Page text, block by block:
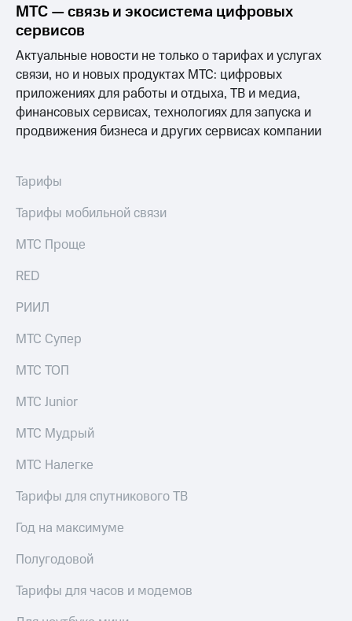
Поддержка
и подписки
МТС
Premium
Подписка
на гигабайты
другое
группа
и услуги,
к геолокации
Кино,
музыка,
книги
и не
и родителям
Здоровье
подписки
и услуги,
доступ
к геолокации
Сертификаты
безопасности
Всё
Посмотрите,
полезного
есть
КИОН
Строки
Live
Гудок
Мой
МТС
Все
приложения
Получайте
МТС — связь и экосистема цифровых
сервисов
Актуальные новости не только о тарифах и услугах
связи, но и новых продуктах МТС: цифровых
приложениях для работы и отдыха, ТВ и медиа,
финансовых сервисах, технологиях для запуска и
продвижения бизнеса и других сервисах компании
Тарифы
Тарифы мобильной связи
МТС Проще
RED
РИИЛ
МТС Супер
МТС ТОП
МТС Junior
МТС Мудрый
МТС Налегке
Тарифы для спутникового ТВ
Год на максимуме
Полугодовой
Тарифы для часов и модемов